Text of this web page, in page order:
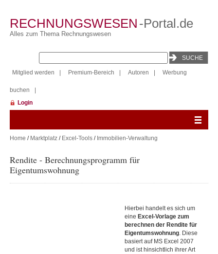
RECHNUNGSWESEN -Portal.de
Alles zum Thema Rechnungswesen
Mitglied werden Premium-Bereich Autoren Werbung
buchen
Login
Home / Marktplatz / Excel-Tools / Immobilien-Verwaltung
Rendite - Berechnungsprogramm für
Eigentumswohnung
Hierbei handelt es sich um
eine Excel-Vorlage zum
berechnen der Rendite für
Eigentumswohnung. Diese
basiert auf MS Excel 2007
und ist hinsichtlich ihrer Art